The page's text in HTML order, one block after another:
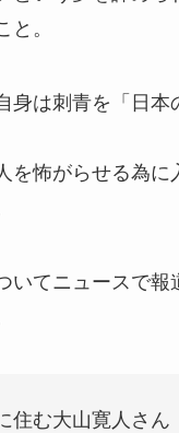
と。
身は刺青を「日本
を怖がらせる為に
いてニュースで報
住む大山寛人さん